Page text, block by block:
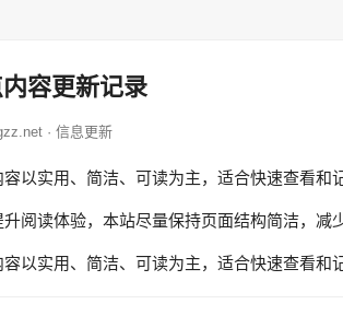
容更新记录
· 信息更新
以实用、简洁、可读为主，适合快速查看和
升阅读体验，本站尽量保持页面结构简洁，减
以实用、简洁、可读为主，适合快速查看和